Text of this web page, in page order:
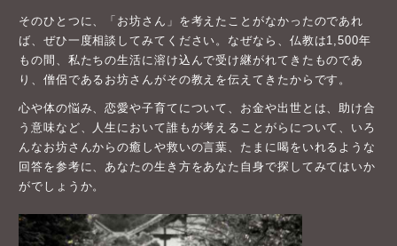
そのひとつに、「お坊さん」を考えたことがなかったのであれ
ば、ぜひ一度相談してみてください。なぜなら、仏教は1,500年
もの間、私たちの生活に溶け込んで受け継がれてきたものであ
り、僧侶であるお坊さんがその教えを伝えてきたからです。
心や体の悩み、恋愛や子育てについて、お金や出世とは、助け合
う意味など、人生において誰もが考えることがらについて、いろ
んなお坊さんからの癒しや救いの言葉、たまに喝をいれるような
回答を参考に、あなたの生き方をあなた自身で探してみてはいか
がでしょうか。